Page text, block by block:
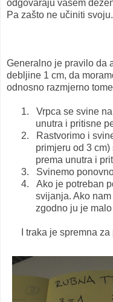
odgovaraju vašem
Pa zašto ne učiniti svoju.
Generalno je pravilo da
debljine 1 cm, da
odnosno razmjerno
1.
Vrpca se svine
unutra i pritisne
2.
Rastvorimo i
primjeru od 3
prema unutra i
3.
Svinemo
4.
Ako je potreban
svijanja. Ako
zgodno ju je
I traka je spremna